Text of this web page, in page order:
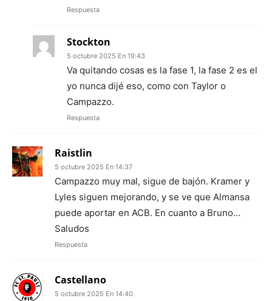
Respuesta
Stockton
5 octubre 2025 En 19:43
Va quitando cosas es la fase 1, la fase 2 es el
yo nunca dijé eso, como con Taylor o
Campazzo.
Respuesta
Raistlin
5 octubre 2025 En 14:37
Campazzo muy mal, sigue de bajón. Kramer y
Lyles siguen mejorando, y se ve que Almansa
puede aportar en ACB. En cuanto a Bruno…
Saludos
Respuesta
Castellano
5 octubre 2025 En 14:40